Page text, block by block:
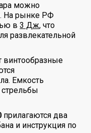
можно
На рынке РФ
в3 Дж, что
развлекательной
винтообразные
Емкость
прилагаются два
и инструкция по